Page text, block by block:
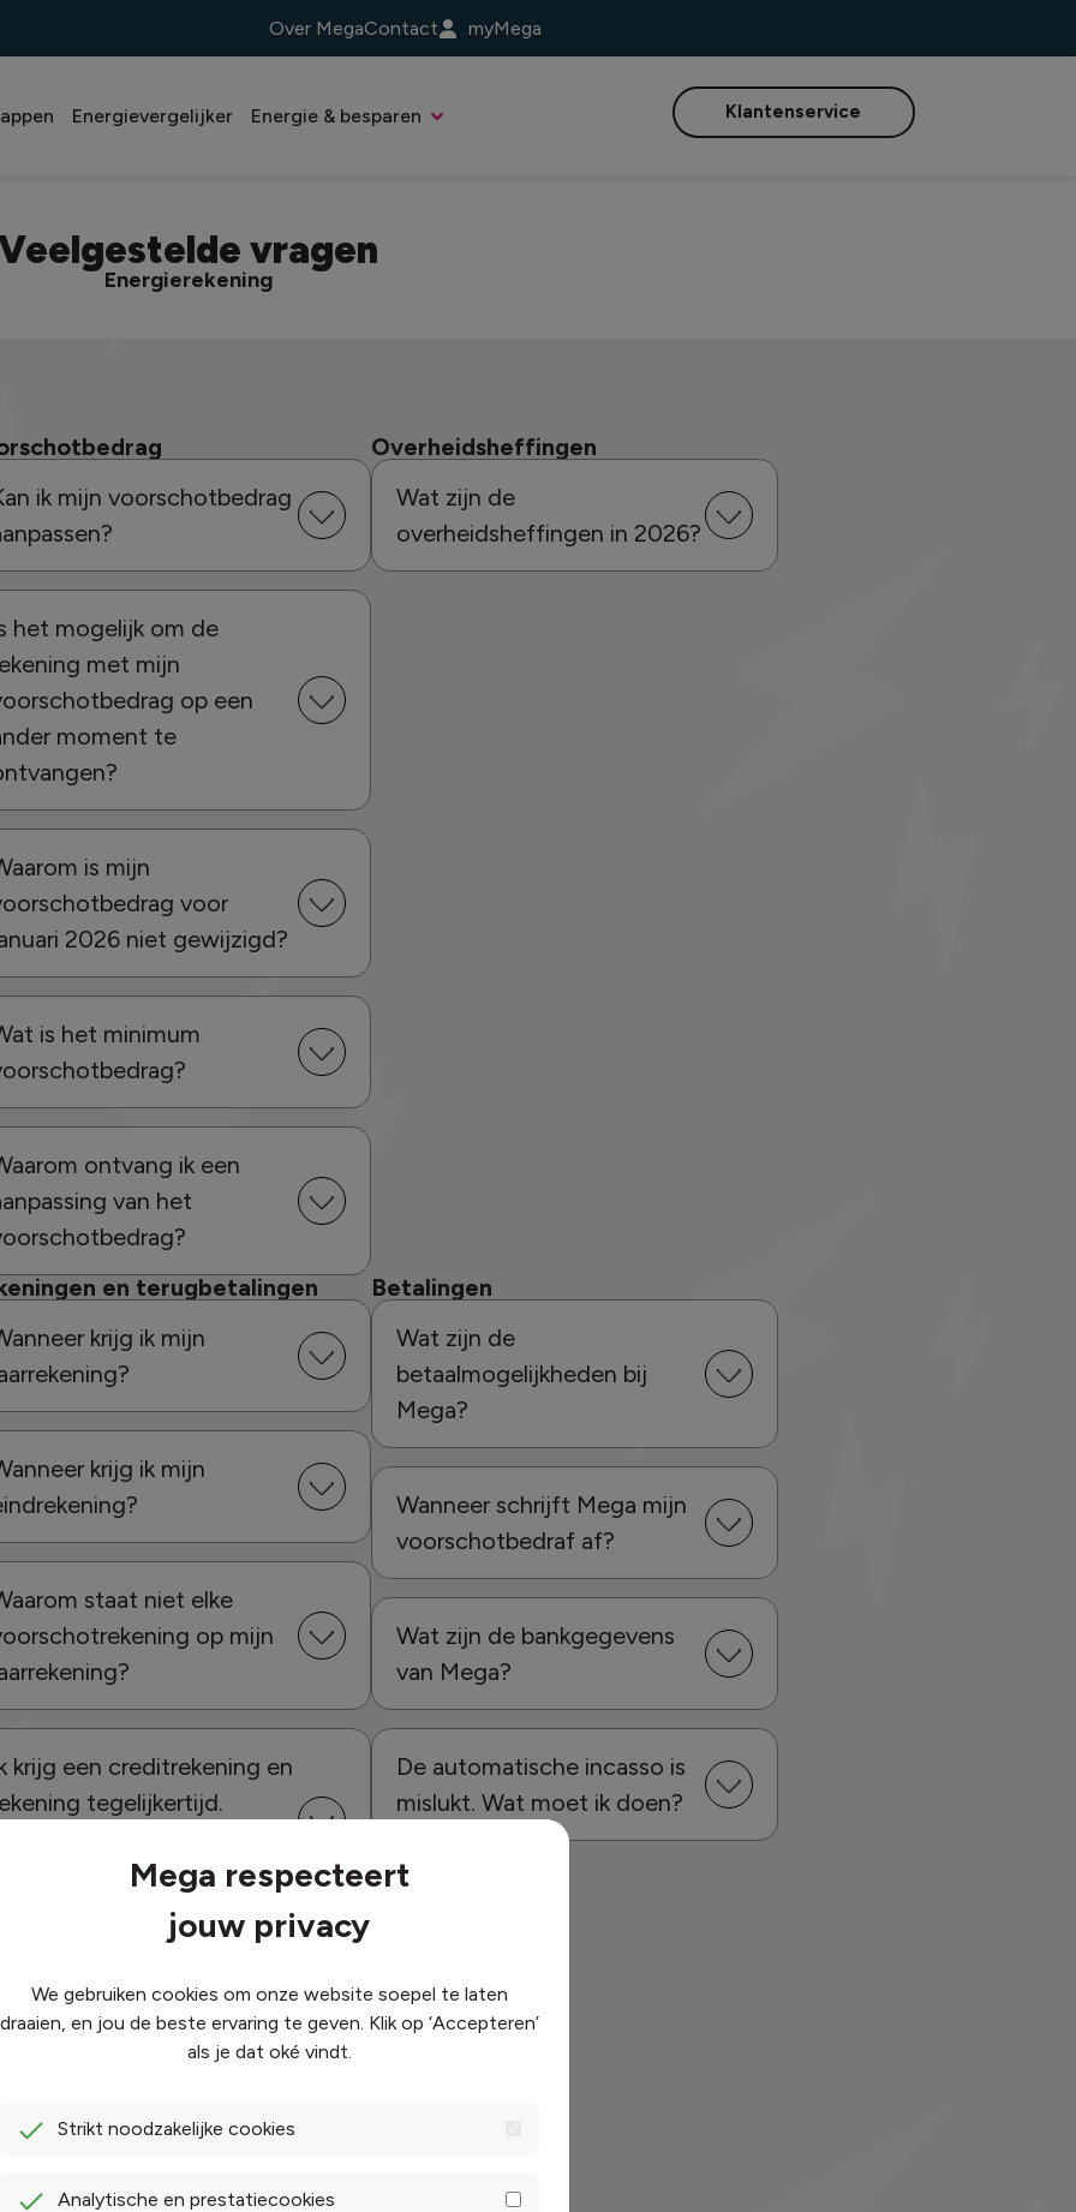
Over MegaContact myMega
Energievergelijker Energie & besparen Klantenservice
vragen
Energierekening
ik mijn voorschotbedrag
het mogelijk om de
met mijn
op een
moment te
is mijn
voor
2026 niet gewijzigd?
is het minimum
ontvang ik een
van het
Overheidsheffingen
Wat zijn de
overheidsheffingen in 2026?
en terugbetalingen
krijg ik mijn
krijg ik mijn
staat niet elke
op mijn
krijg een creditrekening en
tegelijkertijd.
Betalingen
Wat zijn de
betaalmogelijkheden bij
Mega?
Wanneer schrijft Mega mijn
voorschotbedraf af?
Wat zijn de bankgegevens
van Mega?
De automatische incasso is
mislukt. Wat moet ik doen?
Mega respecteert
jouw privacy
We gebruiken cookies om onze website soepel te laten
draaien, en jou de beste ervaring te geven. Klik op ‘Accepteren’
als je dat oké vindt.
Strikt noodzakelijke cookies
Analytische en prestatiecookies